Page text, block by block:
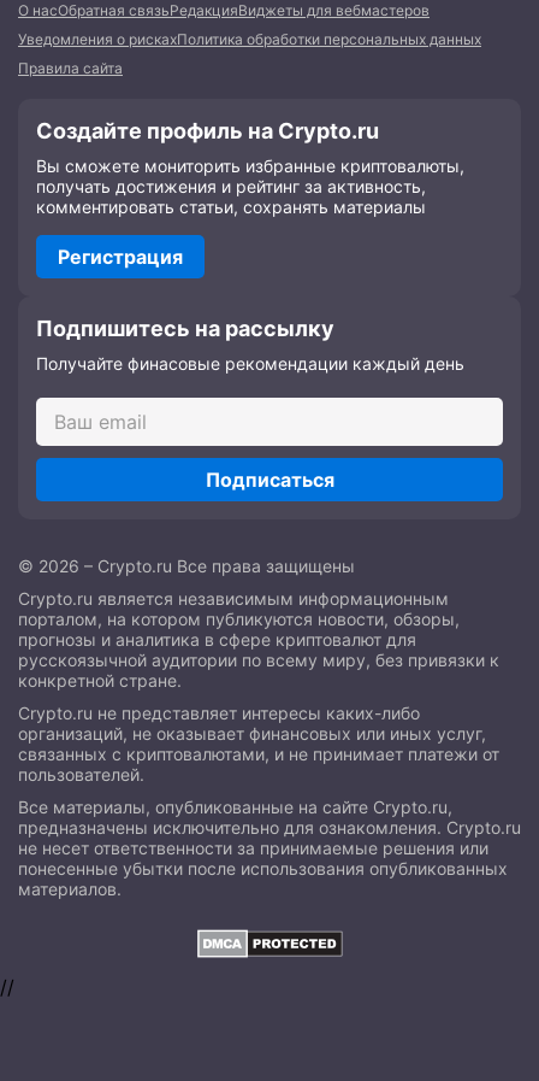
О насОбратная связьРедакцияВиджеты для вебмастеров
Уведомления о рискахПолитика обработки персональных данных
Правила сайта
Создайте профиль на Crypto.ru
Вы сможете мониторить избранные криптовалюты,
получать достижения и рейтинг за активность,
комментировать статьи, сохранять материалы
Регистрация
Подпишитесь на рассылку
Получайте финасовые рекомендации каждый день
Подписаться
© 2026 – Crypto.ru Все права защищены
Crypto.ru является независимым информационным
порталом, на котором публикуются новости, обзоры,
прогнозы и аналитика в сфере криптовалют для
русскоязычной аудитории по всему миру, без привязки к
конкретной стране.
Crypto.ru не представляет интересы каких-либо
организаций, не оказывает финансовых или иных услуг,
связанных с криптовалютами, и не принимает платежи от
пользователей.
Все материалы, опубликованные на сайте Crypto.ru,
предназначены исключительно для ознакомления. Crypto.ru
не несет ответственности за принимаемые решения или
понесенные убытки после использования опубликованных
материалов.
//